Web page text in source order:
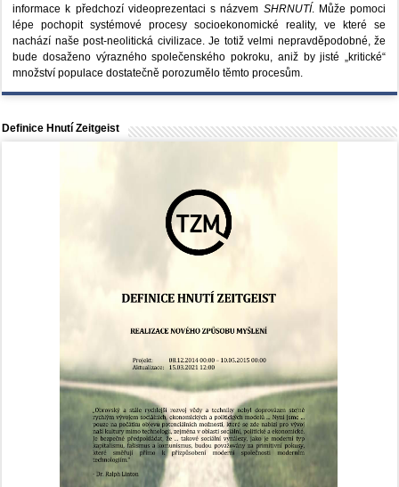
informace k předchozí videoprezentaci s názvem SHRNUTÍ. Může pomoci
lépe pochopit systémové procesy socioekonomické reality, ve které se
nachází naše post-neolitická civilizace. Je totiž velmi nepravděpodobné, že
bude dosaženo výrazného společenského pokroku, aniž by jisté „kritické“
množství populace dostatečně porozumělo těmto procesům.
Definice Hnutí Zeitgeist